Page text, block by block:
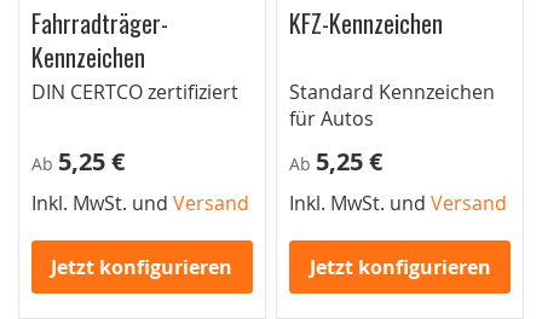
Fahrradträger-
Kennzeichen
DIN CERTCO zertifiziert
Ab 5,25 €
Inkl. MwSt. und Versand
Jetzt konfigurieren
KFZ-Kennzeichen
Standard Kennzeichen
für Autos
Ab 5,25 €
Inkl. MwSt. undVersand
Jetzt konfigurieren